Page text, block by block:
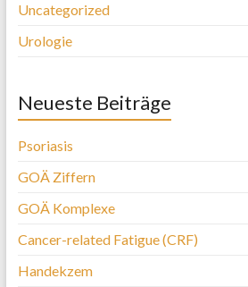
Uncategorized
Urologie
Neueste Beiträge
Psoriasis
GOÄ Ziffern
GOÄ Komplexe
Cancer-related Fatigue (CRF)
Handekzem